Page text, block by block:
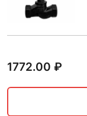
1772.00 ₽